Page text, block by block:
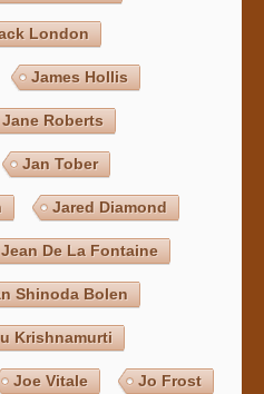
London
James Hollis
Jane Roberts
Jan Tober
Jared Diamond
Jean De La Fontaine
Shinoda Bolen
Krishnamurti
Joe Vitale Jo Frost